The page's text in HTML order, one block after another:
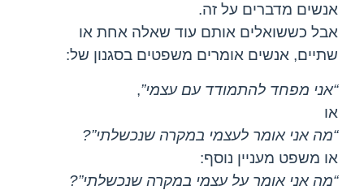
אנשים מדברים על זה.
אבל כששואלים אותם עוד שאלה אחת או
שתיים,אנשים אומרים משפטים בסגנון של:
“אני מפחד להתמודד עם עצמי”,
או
“מה אני אומר לעצמי במקרה שנכשלתי”?
או משפט מעניין נוסף:
“מה אני אומר על עצמי במקרה שנכשלתי”?